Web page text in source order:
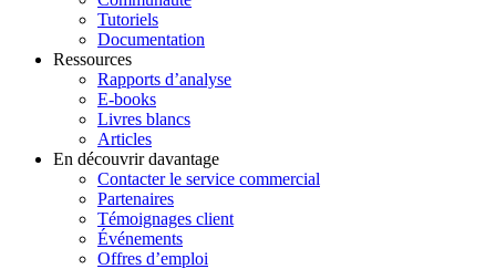
Tutoriels
Documentation
Ressources
Rapports d’analyse
E-books
Livres blancs
Articles
En découvrir davantage
Contacter le service commercial
Partenaires
Témoignages client
Événements
Offres d’emploi